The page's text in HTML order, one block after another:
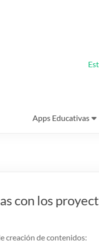
Apps Educativas
con los
creación de contenidos: